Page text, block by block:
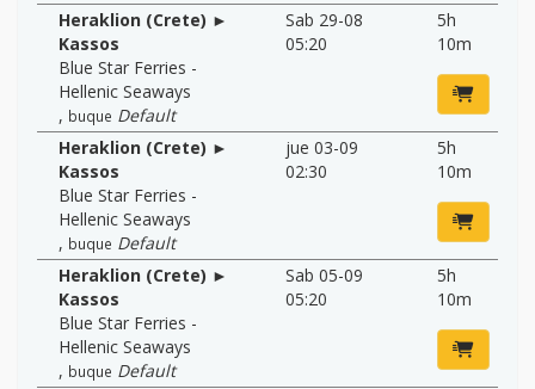
Heraklion (Crete) ►
Kassos
Blue Star Ferries -
Hellenic Seaways
, buque Default
Sab 29-08
05:20
5h
10m
Heraklion (Crete) ►
Kassos
Blue Star Ferries -
Hellenic Seaways
, buque Default
jue 03-09
02:30
5h
10m
Heraklion (Crete) ►
Kassos
Blue Star Ferries -
Hellenic Seaways
, buque Default
Sab 05-09
05:20
5h
10m